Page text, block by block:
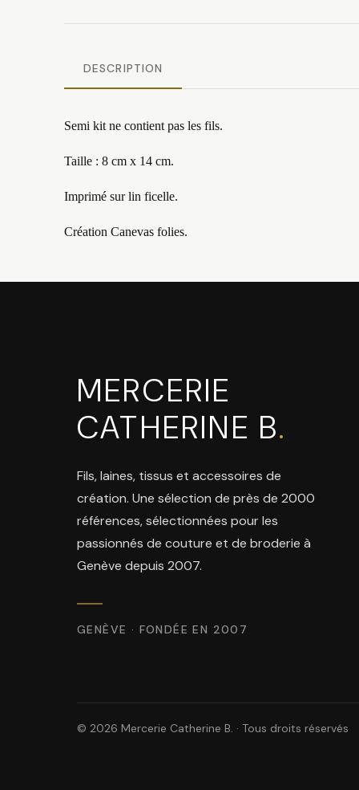
DESCRIPTION
Semi kit ne contient pas les fils.
Taille : 8 cm x 14 cm.
Imprimé sur lin ficelle.
Création Canevas folies.
MERCERIE
CATHERINE B.
Fils, laines, tissus et accessoires de
création. Une sélection de près de 2000
références, sélectionnées pour les
passionnés de couture et de broderie à
Genève depuis 2007.
GENÈVE · FONDÉE EN 2007
© 2026 Mercerie Catherine B. · Tous droits réservés